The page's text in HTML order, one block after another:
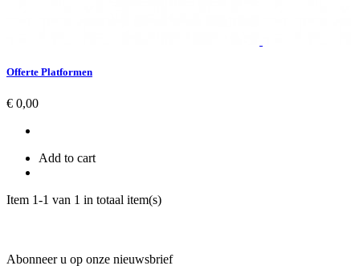
Offerte Platformen
Prijs
€ 0,00
Add to cart
Item 1-1 van 1 in totaal item(s)
Abonneer u op onze nieuwsbrief